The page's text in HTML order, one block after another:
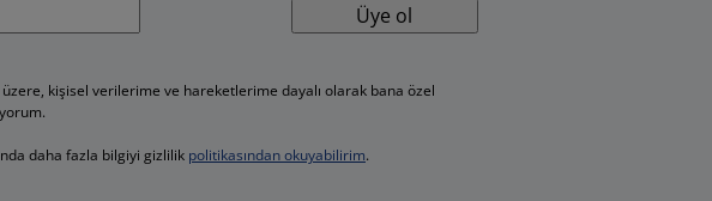
Üye ol
kişisel verilerime ve hareketlerime dayalı olarak bana özel
daha fazla bilgiyi gizlilik politikasından okuyabilirim.